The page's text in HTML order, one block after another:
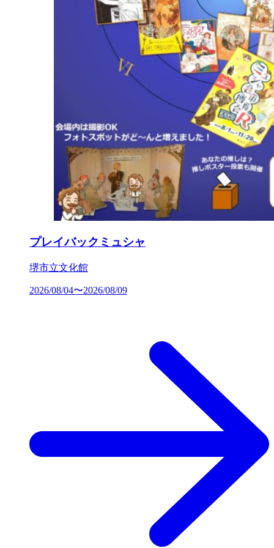
プレイバックミュシャ
堺市立文化館
2026/08/04〜2026/08/09